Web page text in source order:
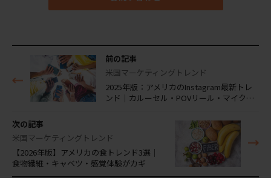
前の記事
米国マーケティングトレンド
2025年版：アメリカのInstagram最新トレ
ンド｜カルーセル・POVリール・マイク…
次の記事
米国マーケティングトレンド
【2026年版】アメリカの食トレンド3選｜
食物繊維・キャベツ・感覚体験がカギ